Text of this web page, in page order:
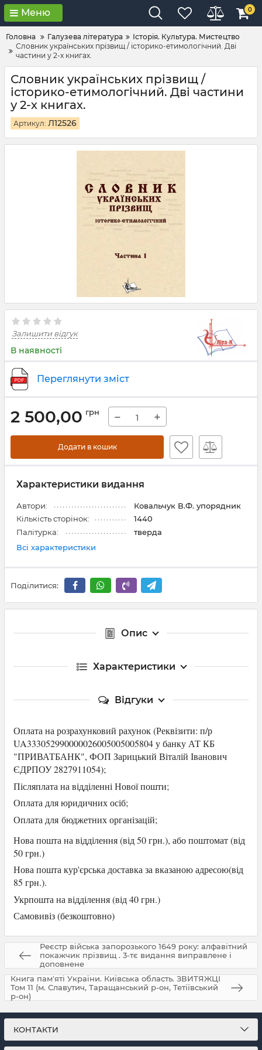
Меню 0
Головна Галузева література
Історія. Культура. Мистецтво
Словник українcьких прізвищ / історико-етимологічний. Дві
частини у 2-х книгах.
Словник українcьких прізвищ /
історико-етимологічний. Дві частини
у 2-х книгах.
Артикул: Л12526
Залишити відгук
В наявності
Переглянути зміст
2 500,00 грн − +
Додати в кошик
Характеристики видання
Автори:
Ковальчук В.Ф. упорядник
Кількість сторінок:
1440
Палітурка:
тверда
Всі характеристики
Поділитися:
Опис
Характеристики
Відгуки
Оплата на розрахунковий рахунок (Реквізити: п/р
UA333052990000026005005005804 у банку АТ КБ
"ПРИВАТБАНК", ФОП Зарицький Віталій Іванович
ЄДРПОУ 2827911054);
Післяплата на відділенні Нової пошти;
Оплата для юридичних осіб;
Оплата для бюджетних організацій;
Нова пошта на відділення (від 50 грн.), абопоштомат (від
50 грн.)
Нова пошта кур'єрська доставка за вказаною адресою(від
85 грн.).
Укрпошта на відділення (від 40 грн.)
Самовивіз (безкоштовно)
Реєстр війська запорозького 1649 року: алфавітний
покажчик прізвищ . 3-тє видання виправлене і
доповнене
Книга пам'яті України. Київська область. ЗВИТЯЖЦІ
Том 11 (м. Славутич, Таращанський р-он, Тетіївський
р-он)
КОНТАКТИ